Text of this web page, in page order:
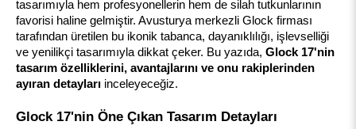
tasarımıyla hem profesyonellerin hem de silah tutkunlarının
favorisi haline gelmiştir. Avusturya merkezli Glock firması
tarafından üretilen bu ikonik tabanca, dayanıklılığı, işlevselliği
ve yenilikçi tasarımıyla dikkat çeker. Bu yazıda, Glock 17'nin
tasarım özelliklerini, avantajlarını ve onu rakiplerinden
ayıran detayları inceleyeceğiz.
Glock 17'nin Öne Çıkan Tasarım Detayları